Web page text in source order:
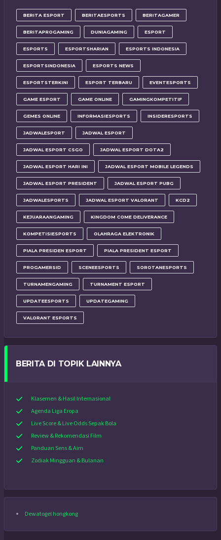
BERITA ESPORT BERITAESPORTS BERITAGAMER
BERITAPROGAMING DUNIAGAMING ESPORT
ESPORTS ESPORTSHARIAN ESPORTS INDONESIA
ESPORTSINDONESIA ESPORTS NEWS
ESPORTSTERKINI ESPORT TERBARU EVENTESPORTS
GAME ESPORT GAME ONLINE GAMINGKOMPETITIF
GEMES ONLINE INFORMASIESPORTS INSIDERESPORTS
JADWALESPORT JADWAL ESPORT
JADWAL ESPORT CSGO JADWAL ESPORT DOTA2
JADWAL ESPORT HARI INI JADWAL ESPORT MOBILE LEGENDS
JADWAL ESPORT PRESIDENT JADWAL ESPORT PUBG
JADWALESPORTS JADWAL ESPORT VALORANT KCD2
KEJUARAANGAMING KINGDOM COME DELIVERANCE
KOMPETISIESPORTS OLAHRAGA ELEKTRONIK
PIALA PRESIDEN ESPORT PIALA PRESIDENT ESPORT
PROGAMERSID SCENEESPORTS SOROTANESPORTS
TURNAMENGAMING TURNAMENT ESPORT
UPDATEESPORTS UPDATEGAMING
VALORANT ESPORTS
BERITA DI TOPIK LAINNYA
Klasemen & Hasil Internasional
Agenda Liga Eropa
Live Score & Live Odds Sepak Bola
Review & Rekomendasi Film
Panduan Sens & Aim
Zodiak Mingguan & Bulanan
Dewatogel hongkong